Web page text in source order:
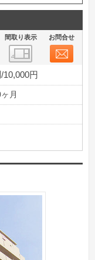
間取り表示 お問合せ
10,000円
月